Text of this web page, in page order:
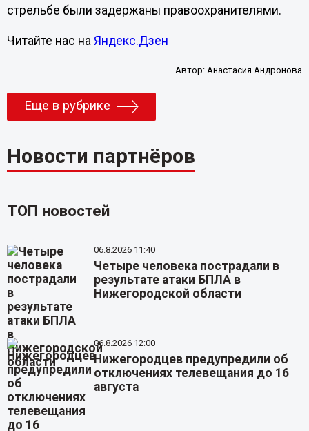
стрельбе были задержаны правоохранителями.
Читайте нас на Яндекс.Дзен
Автор:Анастасия Андронова
Еще в рубрике
Новости партнёров
ТОП новостей
06.8.2026 11:40
Четыре человека пострадали в
результате атаки БПЛА в
Нижегородской области
06.8.2026 12:00
Нижегородцев предупредили об
отключениях телевещания до 16
августа